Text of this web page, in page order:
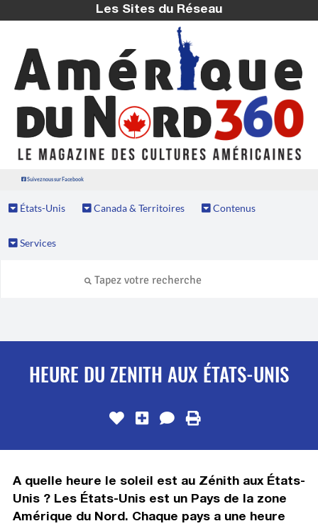
Les Sites du Réseau
Suivez nous sur Facebook
États-Unis Canada & Territoires Contenus
Services
HEURE DU ZENITH AUX ÉTATS-UNIS
A quelle heure le soleil est au Zénith aux États-
Unis ? Les États-Unis est un Pays de la zone
Amérique du Nord. Chaque pays a une heure